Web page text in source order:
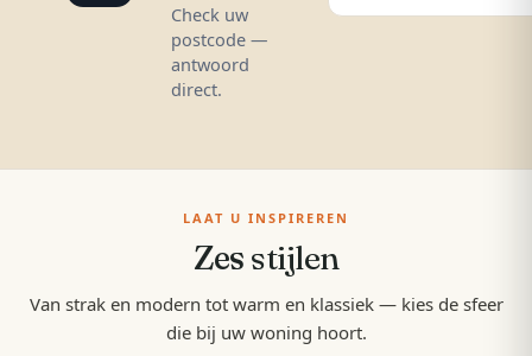
Check uw
postcode —
antwoord
direct.
LAAT U INSPIREREN
Zes stijlen
Van strak en modern tot warm en klassiek — kies de sfeer
die bij uw woning hoort.